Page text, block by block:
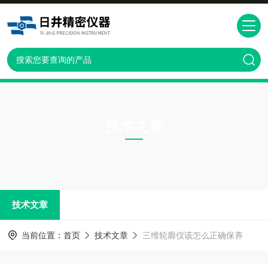
技术文章
当前位置： 首页 技术文章 三维轮廓仪该怎么正确保养